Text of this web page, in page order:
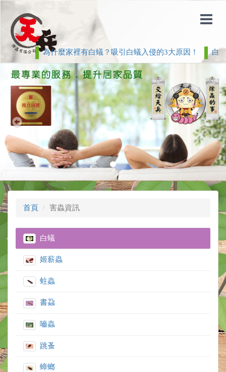
為什麼家裡有白蟻？吸引白蟻入侵的3大原因！ 白蟻 >
Previous
首頁 害蟲資訊
白蟻
姬薪蟲
蛀蟲
書蝨
嚙蟲
跳蚤
蟑螂